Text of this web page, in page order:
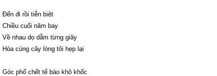
Đến đi rồi tiễn biệt
Chiều cuối năm bay
Về nhau dọ dẫm từng giây
Hòa cùng cây lòng tôi hẹp lại
Góc phố chết tế bào khô khốc